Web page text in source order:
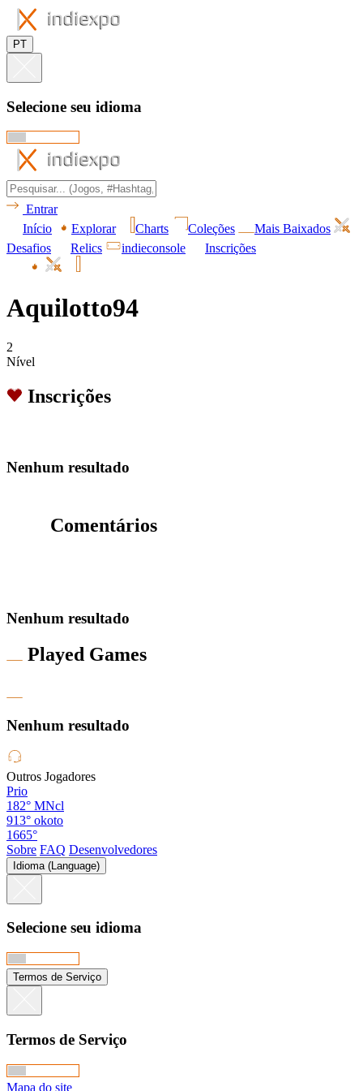
PT
Selecione seu idioma
Entrar
Início
Explorar Charts Coleções
Mais Baixados
Desafios
Relics indieconsole Inscrições
Aquilotto94
2
Nível
Inscrições
Nenhum resultado
Comentários
Nenhum resultado
Played Games
Nenhum resultado
Outros Jogadores
Prio
182° MNcl
913° okoto
1665°
Sobre FAQ Desenvolvedores
Idioma (Language)
Selecione seu idioma
Termos de Serviço
Termos de Serviço
Mapa do site